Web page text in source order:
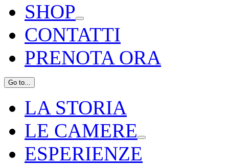
SHOP
CONTATTI
PRENOTA ORA
Go to...
LA STORIA
LE CAMERE
ESPERIENZE